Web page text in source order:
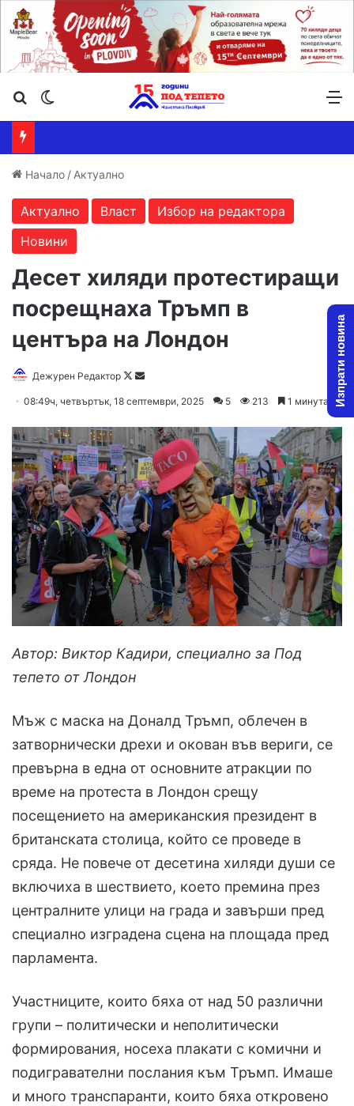
Търсене ...
Начало / Актуално
Актуално Власт
Избор на редактора
Новини
Десет хиляди протестиращи
посрещнаха Тръмп в
центъра на Лондон
Дежурен Редактор
Follow
Send
08:49ч, четвъртък, 18 септември, 2025 5 213 1 минута
Автор: Виктор Кадири, специално за Под
тепето от Лондон
Мъж с маска на Доналд Тръмп, облечен в
затворнически дрехи и окован във вериги, се
превърна в една от основните атракции по
време на протеста в Лондон срещу
посещението на американския президент в
британската столица, който се проведе в
сряда. Не повече от десетина хиляди души се
включиха в шествието, което премина през
централните улици на града и завърши пред
специално изградена сцена на площада пред
парламента.
Участниците, които бяха от над 50 различни
групи – политически и неполитически
формирования, носеха плакати с комични и
подигравателни послания към Тръмп. Имаше
и много транспаранти, които бяха откровено
Изпрати новина